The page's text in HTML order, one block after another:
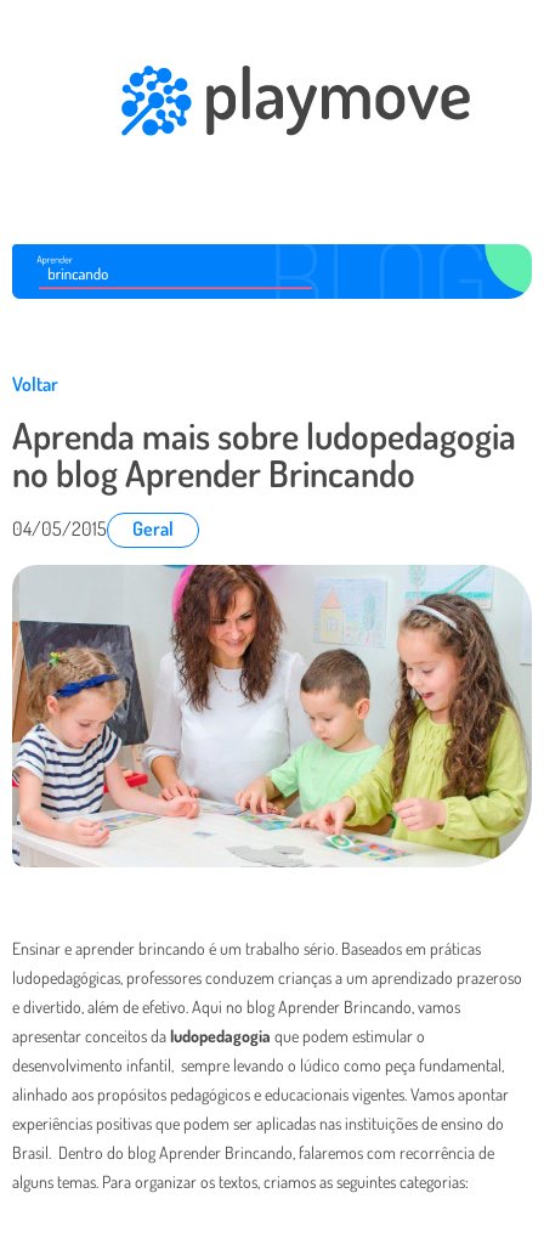
Voltar
Aprenda mais sobre ludopedagogia
no blog Aprender Brincando
04/05/2015 Geral
Ensinar e aprender brincando é um trabalho sério. Baseados em práticas
ludopedagógicas, professores conduzem crianças a um aprendizado prazeroso
e divertido, além de efetivo. Aqui no blog Aprender Brincando, vamos
apresentar conceitos daludopedagogia que podem estimular o
desenvolvimento infantil, sempre levando o lúdico como peça fundamental,
alinhado aos propósitos pedagógicos e educacionais vigentes. Vamos apontar
experiências positivas que podem ser aplicadas nas instituições de ensino do
Brasil. Dentro do blog Aprender Brincando, falaremos com recorrência de
alguns temas. Para organizar os textos, criamos as seguintes categorias: